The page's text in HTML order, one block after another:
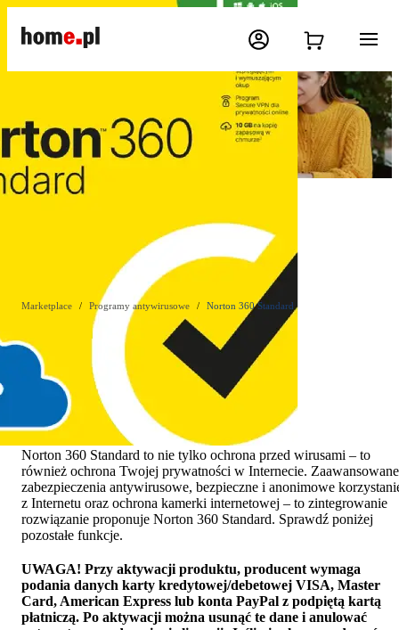
Marketplace Programy antywirusowe Norton 360 Standard
OCHRONA WIELU SYSTEMÓW OPERACYJNYCH
Norton 360 Standard
Norton 360 Standard to nie tylko ochrona przed wirusami – to
również ochrona Twojej prywatności w Internecie. Zaawansowane
zabezpieczenia antywirusowe, bezpieczne i anonimowe
z Internetu oraz ochrona kamerki internetowej – to zintegrowanie
rozwiązanie proponuje Norton 360 Standard. Sprawdź poniżej
pozostałe funkcje.
UWAGA! Przy aktywacji produktu, producent wymaga
podania danych karty kredytowej/debetowej VISA, Master
Card, American Express lub konta PayPal z podpiętą kartą
płatniczą. Po aktywacji można usunąć te dane i anulować